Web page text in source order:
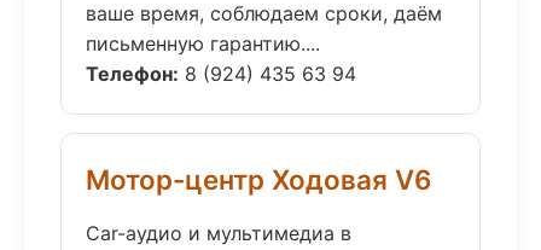
ваше время, соблюдаем сроки, даём
письменную гарантию....
Телефон: 8 (924) 435 63 94
Мотор-центр Ходовая V6
Car-аудио и мультимедиа в